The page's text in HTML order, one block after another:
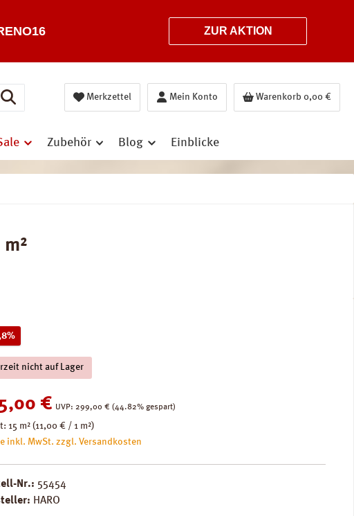
ZUR AKTION
Merkzettel Mein Konto Warenkorb 0,00 €
Zubehör Blog Einblicke
Rabatt
nicht auf Lager
€ UVP: Regulärer Preis:
299,00 € (44.82% gespart)
15 m² (11,00 € / 1 m²)
inkl. MwSt. zzgl. Versandkosten
Nr.: 55454
HARO